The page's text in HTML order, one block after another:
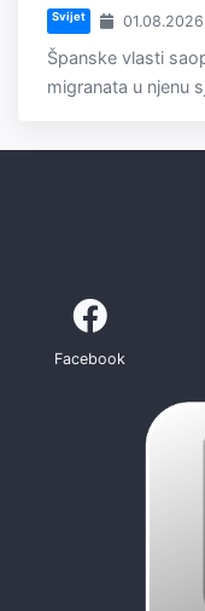
Svijet
Španske vlasti
migranata u njenu
Facebook